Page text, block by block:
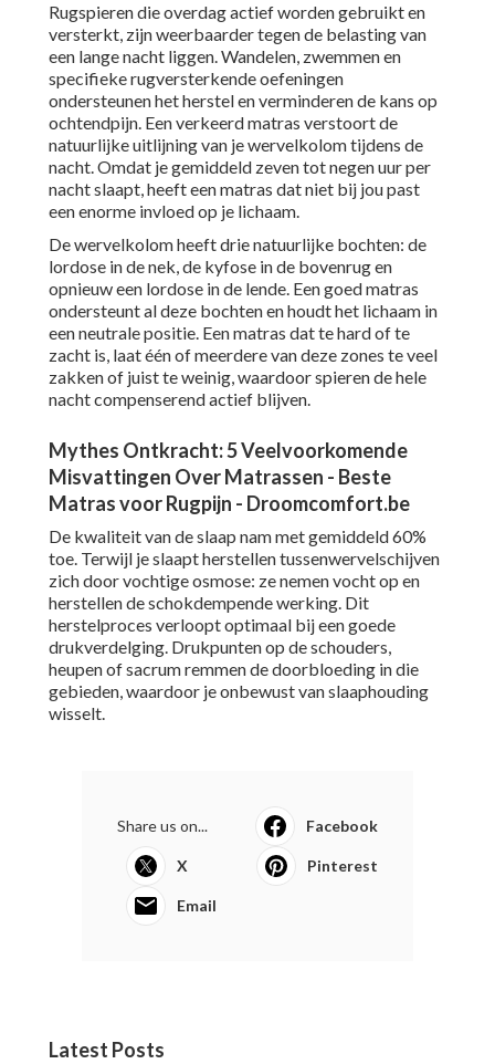
Rugspieren die overdag actief worden gebruikt en
versterkt, zijn weerbaarder tegen de belasting van
een lange nacht liggen. Wandelen, zwemmen en
specifieke rugversterkende oefeningen
ondersteunen het herstel en verminderen de kans op
ochtendpijn. Een verkeerd matras verstoort de
natuurlijke uitlijning van je wervelkolom tijdens de
nacht. Omdat je gemiddeld zeven tot negen uur per
nacht slaapt, heeft een matras dat niet bij jou past
een enorme invloed op je lichaam.
De wervelkolom heeft drie natuurlijke bochten: de
lordose in de nek, de kyfose in de bovenrug en
opnieuw een lordose in de lende. Een goed matras
ondersteunt al deze bochten en houdt het lichaam in
een neutrale positie. Een matras dat te hard of te
zacht is, laat één of meerdere van deze zones te veel
zakken of juist te weinig, waardoor spieren de hele
nacht compenserend actief blijven.
Mythes Ontkracht: 5 Veelvoorkomende
Misvattingen Over Matrassen - Beste
Matras voor Rugpijn - Droomcomfort.be
De kwaliteit van de slaap nam met gemiddeld 60%
toe. Terwijl je slaapt herstellen tussenwervelschijven
zich door vochtige osmose: ze nemen vocht op en
herstellen de schokdempende werking. Dit
herstelproces verloopt optimaal bij een goede
drukverdelging. Drukpunten op de schouders,
heupen of sacrum remmen de doorbloeding in die
gebieden, waardoor je onbewust van slaaphouding
wisselt.
Share us on... Facebook
X Pinterest
Email
Latest Posts